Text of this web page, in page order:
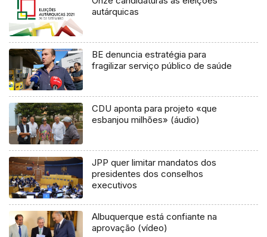
autárquicas
BE denuncia estratégia para
fragilizar serviço público de saúde
CDU aponta para projeto «que
esbanjou milhões» (áudio)
JPP quer limitar mandatos dos
presidentes dos conselhos
executivos
Albuquerque está confiante na
aprovação (vídeo)